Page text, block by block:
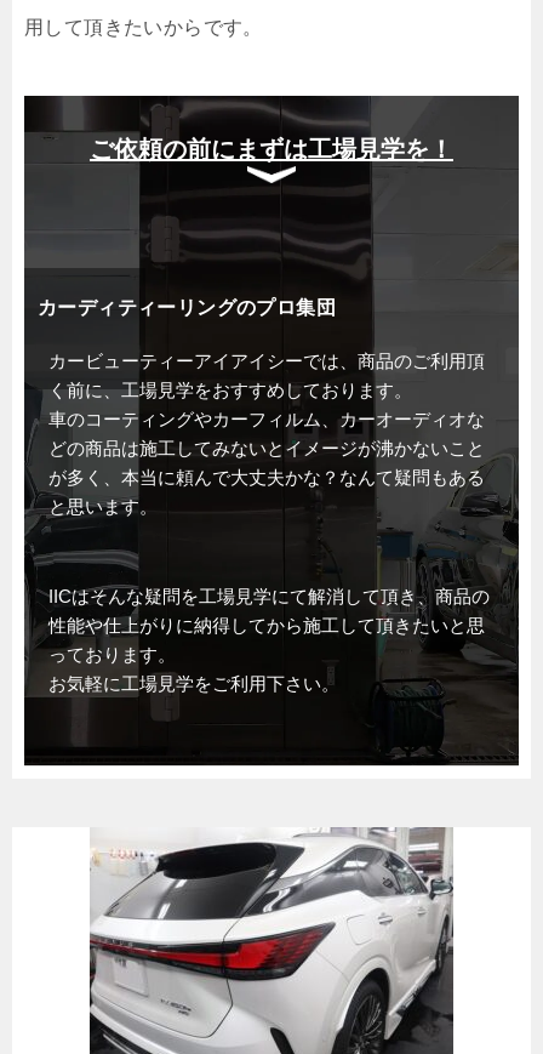
用して頂きたいからです。
ご依頼の前にまずは工場見学を！
カーディティーリングのプロ集団
カービューティーアイアイシーでは、商品のご利用頂
く前に、工場見学をおすすめしております。
車のコーティングやカーフィルム、カーオーディオな
どの商品は施工してみないとイメージが沸かないこと
が多く、本当に頼んで大丈夫かな？なんて疑問もある
と思います。
IICはそんな疑問を工場見学にて解消して頂き、商品の
性能や仕上がりに納得してから施工して頂きたいと思
っております。
お気軽に工場見学をご利用下さい。